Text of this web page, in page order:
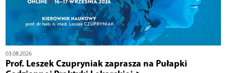
03.08.2026
Prof. Leszek Czupryniak zaprasza na Pułapki